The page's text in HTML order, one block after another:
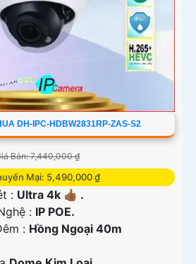
DH-IPC-HDBW2831RP-ZAS-S2
Bán: 7,440,000 ₫
Mại: 5,490,000 ₫
: Ultra 4k 👍🏾 .
: IP POE.
: Hồng Ngoại 40m